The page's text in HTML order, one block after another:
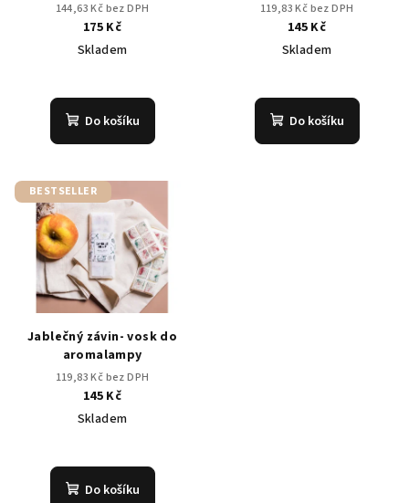
144,63 Kč bez DPH
175 Kč
Skladem
hodnocení
produktu
hvězdiček.
Do košíku
119,83 Kč bez DPH
145 Kč
Skladem
hodnocení
produktu
Do košíku
BESTSELLER
Jablečný závin- vosk do
aromalampy
119,83 Kč bez DPH
145 Kč
Skladem
hodnocení
produktu
Do košíku